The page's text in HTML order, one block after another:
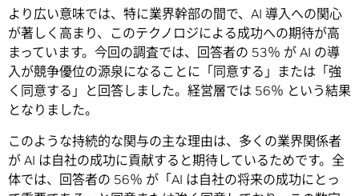
より広い意味では、特に業界幹部の間で、AI 導入への関心
が著しく高まり、このテクノロジによる成功への期待が高
まっています。今回の調査では、回答者の 53％ が AI の導
入が競争優位の源泉になることに「同意する」または「強
く同意する」と回答しました。経営層では 56％ という結果
となりました。
このような持続的な関与の主な理由は、多くの業界関係者
が AI は自社の成功に貢献すると期待しているためです。全
体では、回答者の 56％ が「AI は自社の将来の成功にとっ